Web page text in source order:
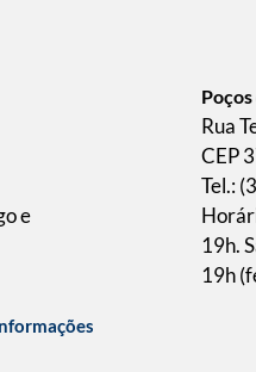
e
Rua
CEP
Tel.:
19h.
19h